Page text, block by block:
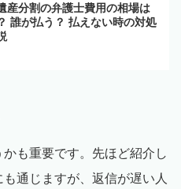
産分割の弁護士費用の相場は
誰が払う？ 払えない時の対処
も重要です。先ほど紹介し
通じますが、返信が遅い人